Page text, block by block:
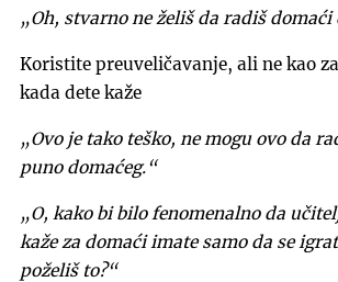
„Oh, stvarno ne želiš da radiš domaći
Koristite preuveličavanje, ali ne kao
kada dete kaže
„Ovo je tako teško, ne mogu ovo da
puno domaćeg.“
„O, kako bi bilo fenomenalno da
kaže za domaći imate samo da se
poželiš to?“